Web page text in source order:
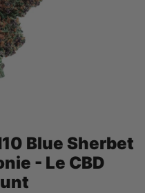
Blue Sherbet
- Le CBD